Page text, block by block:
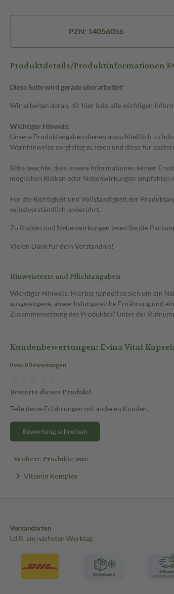
PZN: 14056056
Produktdetails/Produktinformationen
Diese Seite wird gerade überarbeitet!
Wir arbeiten daran, dir hier bald alle wichtigen
Wichtiger Hinweis:
Unsere Produktangaben dienen ausschließlich zu
Warnhinweise sorgfältig zu lesen und diese für
Bitte beachte, dass unsere Informationen keinen
möglichen Risiken oder Nebenwirkungen
Für die Richtigkeit und Vollständigkeit der
selbstverständlich unberührt.
Zu Risiken und Nebenwirkungen lesen Sie die
Vielen Dank für dein Verständnis!
Hinweistexte und Pflichtangaben
Wichtiger Hinweis: Hierbei handelt es sich um ein
ausgewogene, abwechslungsreiche Ernährung und
Zusammensetzung des Produktes? Unter der
Kundenbewertungen: Evina Vital
0 von 0 Bewertungen
Bewerte dieses Produkt!
Teile deine Erfahrungen mit anderen Kunden.
Bewertung schreiben
Weitere Produkte aus:
Vitamin Komplex
Versandarten
i.d.R. am nächsten Werktag